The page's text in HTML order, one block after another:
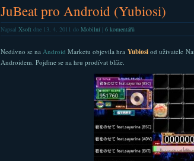
JuBeat pro Android (Yubiosi)
Napsal Xsoftdne 13. 4. 2011 do Mobilní| 6 komentářů
Nedávno se na Android Marketu objevila hra Yubiosi od uživatele
Androidem. Pojďme se na hru prodívat blíže.